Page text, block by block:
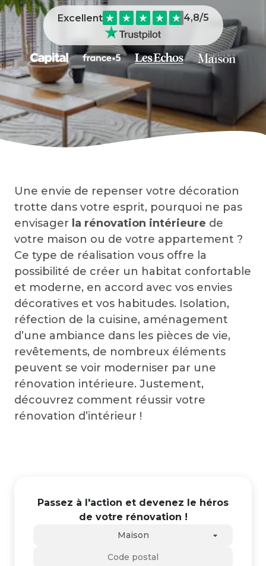
Excellent 4,8/5
Une envie de repenser votre décoration
trotte dans votre esprit, pourquoi ne pas
envisager la rénovation intérieure de
votre maison ou de votre appartement ?
Ce type de réalisation vous offre la
possibilité de créer un habitat confortable
et moderne, en accord avec vos envies
décoratives et vos habitudes. Isolation,
réfection de la cuisine, aménagement
d’une ambiance dans les pièces de vie,
revêtements, de nombreux éléments
peuvent se voir moderniser par une
rénovation intérieure. Justement,
découvrez comment réussir votre
rénovation d’intérieur !
Passez à l'action et devenez le héros
de votre rénovation !
Maison